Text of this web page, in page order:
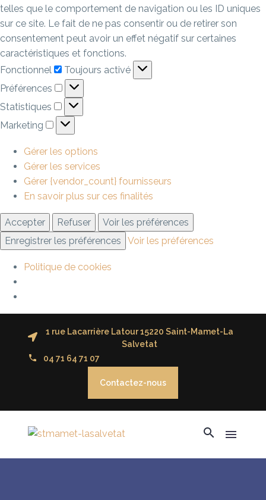
telles que le comportement de navigation ou les ID uniques
sur ce site. Le fait de ne pas consentir ou de retirer son
consentement peut avoir un effet négatif sur certaines
caractéristiques et fonctions.
Fonctionnel
Toujours activé
Préférences
Statistiques
Marketing
Gérer les options
Gérer les services
Gérer {vendor_count} fournisseurs
En savoir plus sur ces finalités
Accepter Refuser
Voir les préférences
Enregistrer les préférences
Voir les préférences
Politique de cookies
1 rue Lacarrière Latour 15220 Saint-Mamet-La
Salvetat
04 71 64 71 07
Contactez-nous